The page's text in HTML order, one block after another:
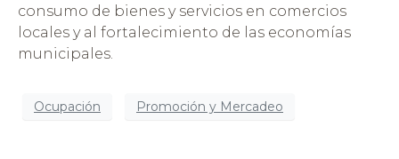
consumo de bienes y servicios en comercios
locales y al fortalecimiento de las economías
municipales.
Ocupación Promoción y Mercadeo